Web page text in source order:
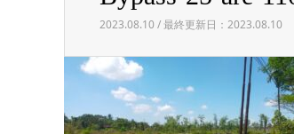
2023.08.10 / 最終更新日：2023.08.10